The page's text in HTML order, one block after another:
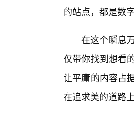
的站点，都是数
在这个瞬息
仅带你找到想看
让平庸的内容占
在追求美的道路